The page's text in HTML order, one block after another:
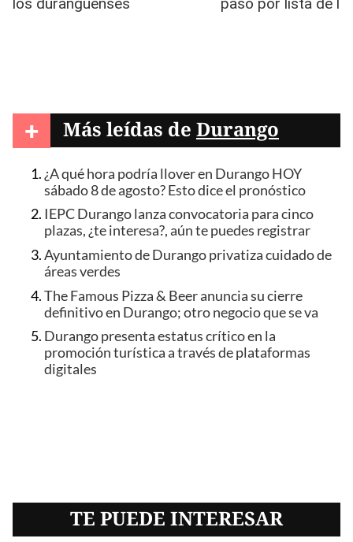
+ Más leídas de Durango
¿A qué hora podría llover en Durango HOY
sábado 8 de agosto? Esto dice el pronóstico
IEPC Durango lanza convocatoria para cinco
plazas, ¿te interesa?, aún te puedes registrar
Ayuntamiento de Durango privatiza cuidado de
áreas verdes
The Famous Pizza & Beer anuncia su cierre
definitivo en Durango; otro negocio que se va
Durango presenta estatus crítico en la
promoción turística a través de plataformas
digitales
TE PUEDE INTERESAR